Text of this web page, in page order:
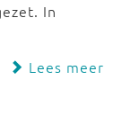
In
Lees meer